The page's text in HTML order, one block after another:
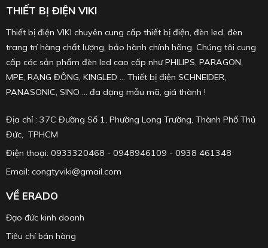
THIẾT BỊ ĐIỆN VIKI
Thiết bị điện VIKI chuyên cung cấp thiết bị điện, đèn led, đèn
trang trí hàng chất lượng, bảo hành chính hãng. Chúng tôi cung
cấp các sản phẩm đèn led cao cấp như PHILIPS, PARAGON,
MPE, RẠNG ĐÔNG, KINGLED ... Thiết bị điện SCHNEIDER,
PANASONIC, SINO ... đa dạng mẫu mã, giá thành !
Địa chỉ : 37C Đường Số 1, Phường Long Trường, Thành Phố Thủ
Đức, TPHCM
Điện thoại: 0933320468 - 0948946109 - 0938 461348
Email: congtyviki@gmail.com
VỀ ERADO
Đạo đức kinh doanh
Tiêu chí bán hàng